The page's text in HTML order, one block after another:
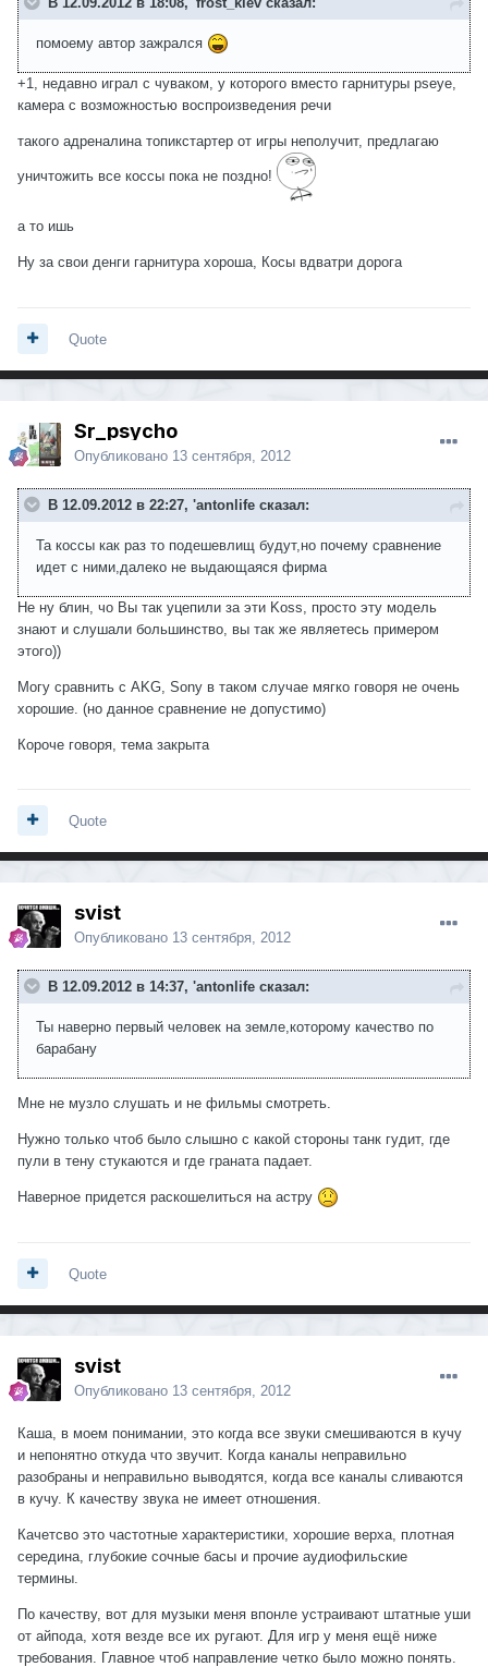
помоему автор зажрался
+1, недавно играл с чуваком, у которого вместо гарнитуры pseye,
камера с возможностью воспроизведения речи
такого адреналина топикстартер от игры неполучит, предлагаю
уничтожить все коссы пока не поздно!
а то ишь
Ну за свои денги гарнитура хороша, Косы вдватри дорога
Quote
Sr_psycho
Опубликовано 13 сентября, 2012
В 12.09.2012 в 22:27, 'antonlife сказал:
Та коссы как раз то подешевлищ будут,но почему сравнение
идет с ними,далеко не выдающаяся фирма
Не ну блин, чо Вы так уцепили за эти Koss, просто эту модель
знают и слушали большинство, вы так же являетесь примером
этого))
Могу сравнить с AKG, Sony в таком случае мягко говоря не очень
хорошие. (но данное сравнение не допустимо)
Короче говоря, тема закрыта
Quote
svist
Опубликовано 13 сентября, 2012
В 12.09.2012 в 14:37, 'antonlife сказал:
Ты наверно первый человек на земле,которому качество по
барабану
Мне не музло слушать и не фильмы смотреть.
Нужно только чтоб было слышно с какой стороны танк гудит, где
пули в тену стукаются и где граната падает.
Наверное придется раскошелиться на астру
Quote
svist
Опубликовано 13 сентября, 2012
Каша, в моем понимании, это когда все звуки смешиваются в кучу
и непонятно откуда что звучит. Когда каналы неправильно
разобраны и неправильно выводятся, когда все каналы сливаются
в кучу. К качеству звука не имеет отношения.
Качетсво это частотные характеристики, хорошие верха, плотная
середина, глубокие сочные басы и прочие аудиофильские
термины.
По качеству, вот для музыки меня впонле устраивают штатные уши
от айпода, хотя везде все их ругают. Для игр у меня ещё ниже
требования. Главное чтоб направление четко было можно понять.